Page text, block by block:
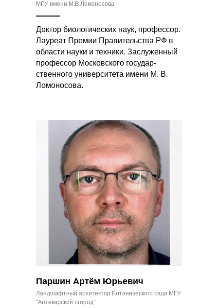
МГУ имени М.В.Ломоносова
Доктор биологических наук, профессор.
Лауреат Премии Правительства РФ в
области науки и техники. Заслуженный
профессор Московского государ­
ственного университе­та имени М. В.
Ломон­осова.
Паршин Артём Юрьевич
Ландшафтный архитектор Ботанического сада МГУ
"Аптекарский огород"